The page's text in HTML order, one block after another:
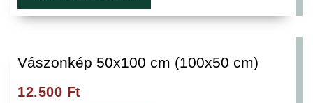
Vászonkép 50x100 cm (100x50 cm)
12.500 Ft